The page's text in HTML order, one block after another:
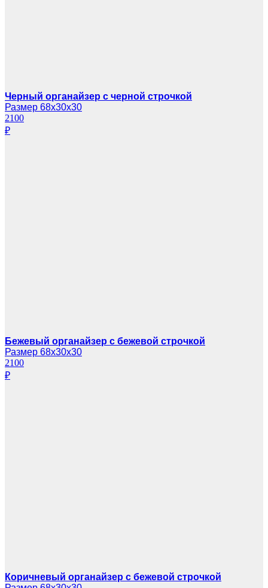
Черный органайзер с черной строчкой
Размер 68х30х30
2100
₽
Бежевый органайзер с бежевой строчкой
Размер 68х30х30
2100
₽
Коричневый органайзер с бежевой строчкой